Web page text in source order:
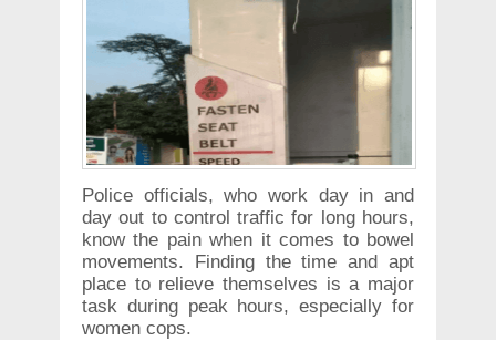
Police officials, who work day in and
day out to control traffic for long hours,
know the pain when it comes to bowel
movements. Finding the time and apt
place to relieve themselves is a major
task during peak hours, especially for
women cops.